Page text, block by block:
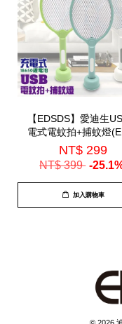
【EDSDS】愛迪生
電式電蚊拍+捕蚊燈
P5693)
NT$ 299
NT$ 399 -
加入購物車
© 2026